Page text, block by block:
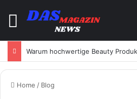
Menu
Home / Blog